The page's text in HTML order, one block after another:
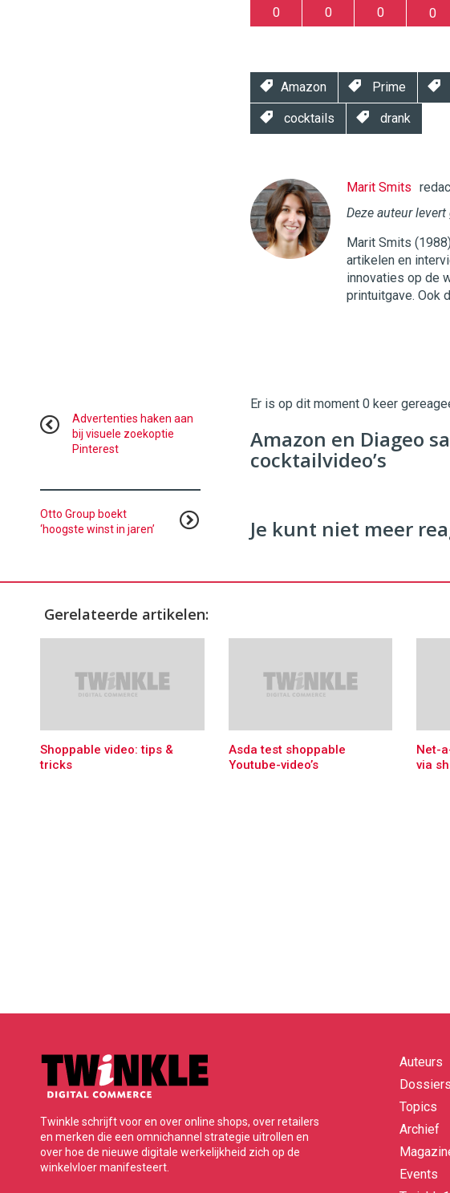
0 0 0 0
Amazon Prime
cocktails drank
Marit Smits
Deze auteur
Marit Smits
artikelen en
innovaties op de
printuitgave. Ook
Twinkle
|
Digital
Commercehttps://
Er is op dit moment 0 keer
Amazon en Diageo
cocktailvideo’s
Je kunt niet meer
Advertenties haken aan
bij visuele zoekoptie
Pinterest
Otto Group boekt
‘hoogste winst in jaren’
Gerelateerde artikelen:
Shoppable video: tips &
tricks
Asda test shoppable
Youtube-video’s
Net-
via
Twinkle schrijft voor en over online shops, over retailers
en merken die een omnichannel strategie uitrollen en
over hoe de nieuwe digitale werkelijkheid zich op de
winkelvloer manifesteert.
Quick
links
Auteurs
Dossiers
Topics
Archief
Events